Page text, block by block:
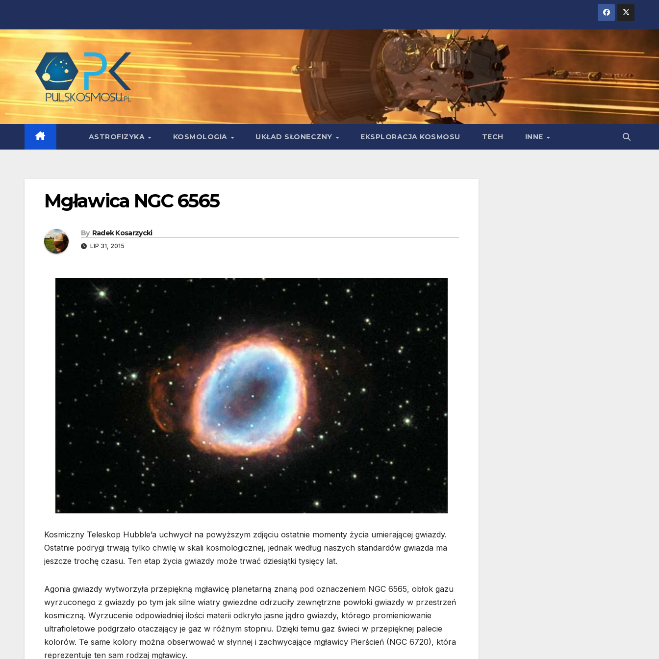
content
ASTROFIZYKA KOSMOLOGIA UKŁAD SŁONECZNY EKSPLORACJA KOSMOSU TECH INNE
Mgławica NGC 6565
By Radek Kosarzycki
LIP 31, 2015
Kosmiczny Teleskop Hubble’a uchwycił na powyższym zdjęciu ostatnie momenty życia umierającej gwiazdy.
Ostatnie podrygi trwają tylko chwilę w skali kosmologicznej, jednak według naszych standardów gwiazda ma
jeszcze trochę czasu. Ten etap życia gwiazdy może trwać dziesiątki tysięcy lat.
Agonia gwiazdy wytworzyła przepiękną mgławicę planetarną znaną pod oznaczeniem NGC 6565, obłok gazu
wyrzuconego z gwiazdy po tym jak silne wiatry gwiezdne odrzuciły zewnętrzne powłoki gwiazdy w przestrzeń
kosmiczną. Wyrzucenie odpowiedniej ilości materii odkryło jasne jądro gwiazdy, którego promieniowanie
ultrafioletowe podgrzało otaczający je gaz w różnym stopniu. Dzięki temu gaz świeci w przepięknej palecie
kolorów. Te same kolory można obserwować w słynnej i zachwycające mgławicy Pierścień (NGC 6720), która
reprezentuje ten sam rodzaj mgławicy.